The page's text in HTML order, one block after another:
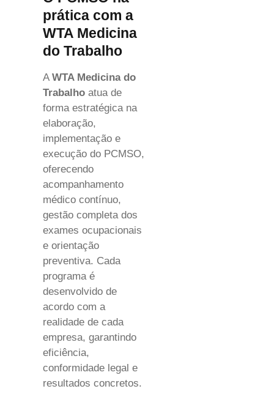
prática com a
WTA Medicina
do Trabalho
A WTA Medicina do
Trabalho atua de
forma estratégica na
elaboração,
implementação e
execução do PCMSO,
oferecendo
acompanhamento
médico contínuo,
gestão completa dos
exames ocupacionais
e orientação
preventiva. Cada
programa é
desenvolvido de
acordo com a
realidade de cada
empresa, garantindo
eficiência,
conformidade legal e
resultados concretos.